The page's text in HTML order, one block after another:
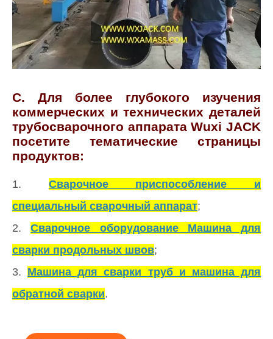
C. Для более глубокого изучения
коммерческих и технических деталей
трубосварочного аппарата Wuxi JACK
посетите тематические страницы
продуктов:
1. Сварочное приспособление и
специальный сварочный аппарат;
2.Сварочное оборудование Машина для
сварки продольных швов;
3. Машина для сварки труб и машина для
обратной сварки.